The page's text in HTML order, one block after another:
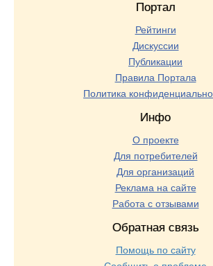
Портал
Рейтинги
Дискуссии
Публикации
Правила Портала
Политика
Инфо
О проекте
Для потребителей
Для организаций
Реклама на сайте
Работа с отзывами
Обратная связь
Помощь по сайту